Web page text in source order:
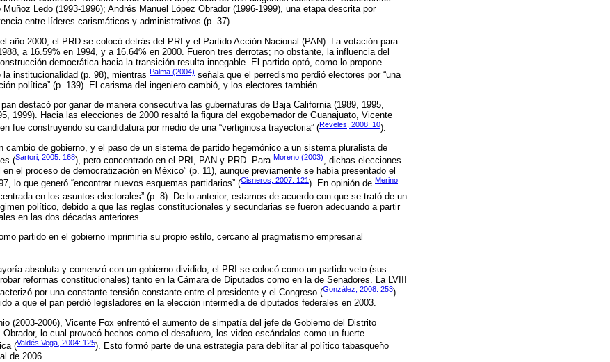
Ledo (1993-1996); Andrés Manuel López Obrador (1996-1999), una etapa descrita por
entre líderes carismáticos y administrativos (p. 37).
año 2000, el PRD se colocó detrás del PRI y el Partido Acción Nacional (PAN). La votación para
a 16.59% en 1994, y a 16.64% en 2000. Fueron tres derrotas; no obstante, la influencia del
democrática hacia la transición resulta innegable. El partido optó, como lo propone
institucionalidad (p. 98), mientras Palma (2004) señala que el perredismo perdió electores por “una
política” (p. 139). El carisma del ingeniero cambió, y los electores también.
destacó por ganar de manera consecutiva las gubernaturas de Baja California (1989, 1995,
1999). Hacia las elecciones de 2000 resaltó la figura del exgobernador de Guanajuato, Vicente
fue construyendo su candidatura por medio de una “vertiginosa trayectoria” (Reveles, 2008: 10).
cambio de gobierno, y el paso de un sistema de partido hegemónico a un sistema pluralista de
(Sartori, 2005: 168), pero concentrado en el PRI, PAN y PRD. Para Moreno (2003), dichas elecciones
el proceso de democratización en México” (p. 11), aunque previamente se había presentado el
lo que generó “encontrar nuevos esquemas partidarios” (Cisneros, 2007: 121). En opinión de Merino
en los asuntos electorales” (p. 8). De lo anterior, estamos de acuerdo con que se trató de un
político, debido a que las reglas constitucionales y secundarias se fueron adecuando a partir
en las dos décadas anteriores.
partido en el gobierno imprimiría su propio estilo, cercano al pragmatismo empresarial
absoluta y comenzó con un gobierno dividido; el PRI se colocó como un partido veto (sus
reformas constitucionales) tanto en la Cámara de Diputados como en la de Senadores. La LVIII
por una constante tensión constante entre el presidente y el Congreso (González, 2008: 253).
a que el pan perdió legisladores en la elección intermedia de diputados federales en 2003.
(2003-2006), Vicente Fox enfrentó el aumento de simpatía del jefe de Gobierno del Distrito
Obrador, lo cual provocó hechos como el desafuero, los video escándalos como un fuerte
(Valdés Vega, 2004: 125). Esto formó parte de una estrategia para debilitar al político tabasqueño
de 2006.